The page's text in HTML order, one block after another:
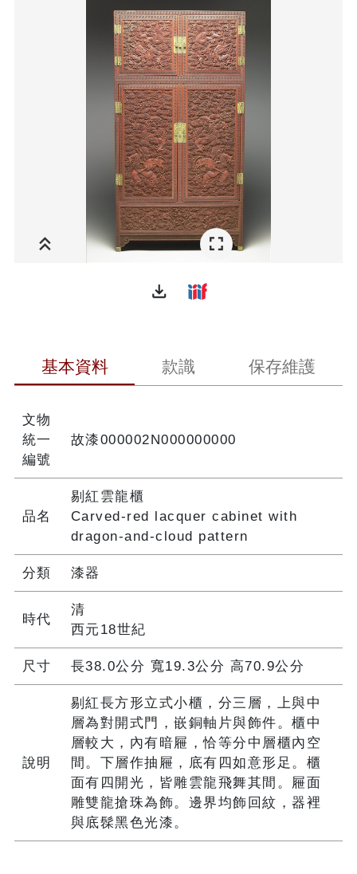
file_download
基本資料 款識 保存維護
文物
統一
編號
故漆000002N000000000
品名
剔紅雲龍櫃
Carved-red lacquer cabinet with
dragon-and-cloud pattern
分類 漆器
時代
清
西元18世紀
尺寸 長38.0公分 寬19.3公分 高70.9公分
說明
剔紅長方形立式小櫃，分三層，上與中
層為對開式門，嵌銅軸片與飾件。櫃中
層較大，內有暗屜，恰等分中層櫃內空
間。下層作抽屜，底有四如意形足。櫃
面有四開光，皆雕雲龍飛舞其間。屜面
雕雙龍搶珠為飾。邊界均飾回紋，器裡
與底髹黑色光漆。